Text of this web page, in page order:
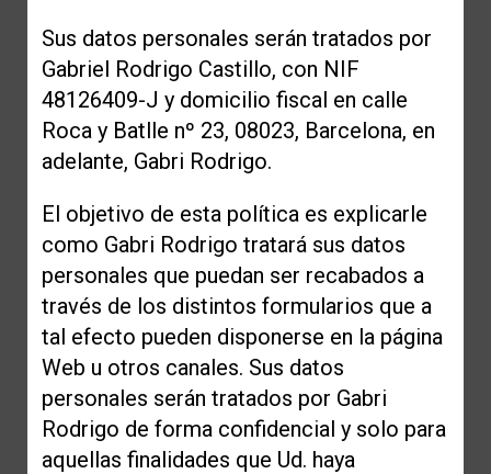
Sus datos personales serán tratados por
Gabriel Rodrigo Castillo, con NIF
48126409-J y domicilio fiscal en calle
Roca y Batlle nº 23, 08023, Barcelona, en
adelante, Gabri Rodrigo.
El objetivo de esta política es explicarle
como Gabri Rodrigo tratará sus datos
personales que puedan ser recabados a
través de los distintos formularios que a
tal efecto pueden disponerse en la página
Web u otros canales. Sus datos
personales serán tratados por Gabri
Rodrigo de forma confidencial y solo para
aquellas finalidades que Ud. haya